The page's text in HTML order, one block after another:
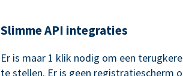
Slimme API integraties
Er is maar 1 klik nodig om een
te stellen. Er is geen registratiescherm